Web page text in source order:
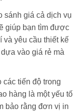
sánh giá cả dịch vụ
giúp bạn tìm được
yêu cầu thiết kế
vào giá rẻ mà
các tiến độ trong
hàng là một yếu tố
bảo rằng đơn vị in